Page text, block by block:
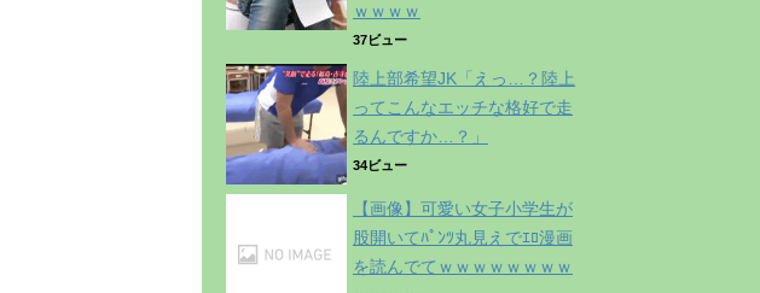
ｗｗｗｗ
37ビュー
陸上部希望JK「えっ…？陸上
ってこんなエッチな格好で走
るんですか…？」
34ビュー
【画像】可愛い女子小学生が
股開いてﾊﾟﾝﾂ丸見えでｴﾛ漫画
を読んでてｗｗｗｗｗｗｗｗ